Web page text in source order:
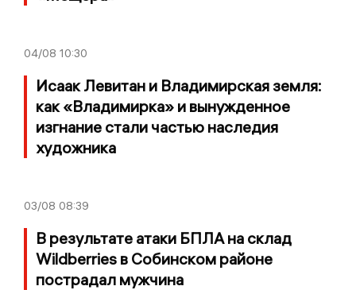
04/08 10:30
Исаак Левитан и Владимирская земля:
как «Владимирка» и вынужденное
изгнание стали частью наследия
художника
03/08 08:39
В результате атаки БПЛА на склад
Wildberries в Собинском районе
пострадал мужчина